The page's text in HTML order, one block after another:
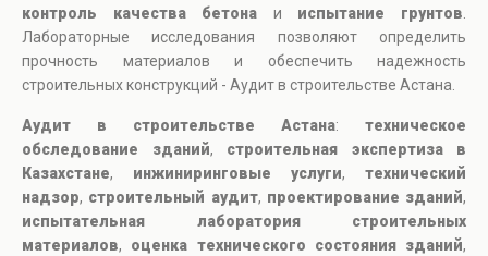
контроль качества бетона и испытание грунтов
Лабораторные исследования позволяют определить
прочность материалов и обеспечить надежность
строительных конструкций - Аудит в строительстве Астана.
Аудит в строительстве Астана: техническое
обследование зданий, строительная экспертиза в
Казахстане, инжиниринговые услуги, технический
надзор, строительный аудит, проектирование зданий,
испытательная лаборатория строительных
материалов, оценка технического состояния зданий,